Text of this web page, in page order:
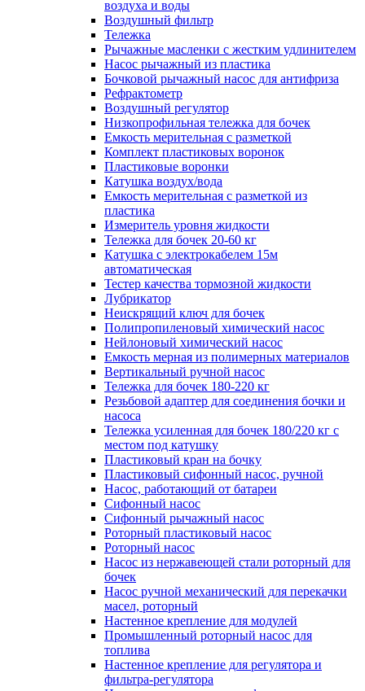
воздуха и воды
Воздушный фильтр
Тележка
Рычажные масленки с жестким удлинителем
Насос рычажный из пластика
Бочковой рычажный насос для антифриза
Рефрактометр
Воздушный регулятор
Низкопрофильная тележка для бочек
Емкость мерительная с разметкой
Комплект пластиковых воронок
Пластиковые воронки
Катушка воздух/вода
Емкость мерительная с разметкой из
пластика
Измеритель уровня жидкости
Тележка для бочек 20-60 кг
Катушка с электрокабелем 15м
автоматическая
Тестер качества тормозной жидкости
Лубрикатор
Неискрящий ключ для бочек
Полипропиленовый химический насос
Нейлоновый химический насос
Емкость мерная из полимерных материалов
Вертикальный ручной насос
Тележка для бочек 180-220 кг
Резьбовой адаптер для соединения бочки и
насоса
Тележка усиленная для бочек 180/220 кг с
местом под катушку
Пластиковый кран на бочку
Пластиковый сифонный насос, ручной
Насос, работающий от батареи
Сифонный насос
Сифонный рычажный насос
Роторный пластиковый насос
Роторный насос
Насос из нержавеющей стали роторный для
бочек
Насос ручной механический для перекачки
масел, роторный
Настенное крепление для модулей
Промышленный роторный насос для
топлива
Настенное крепление для регулятора и
фильтра-регулятора